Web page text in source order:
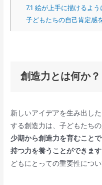
7.1 絵が上手に描けるよう
子どもたちの自己肯定感
創造力とは何か？
新しいアイデアを生み出し
する創造力は、子どもたち
少期から創造力を育むこと
持つ力を養うことができます
どもにとっての重要性につ